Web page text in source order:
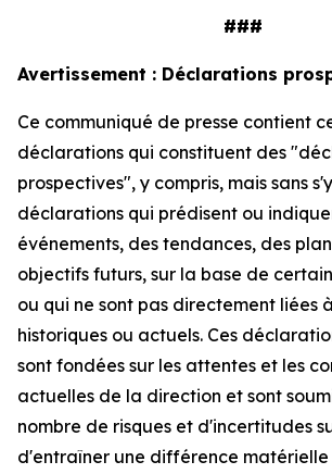
###
Avertissement : Déclarations
Ce communiqué de presse contient
déclarations qui constituent des
prospectives", y compris, mais sans
déclarations qui prédisent ou
événements, des tendances, des
objectifs futurs, sur la base de
ou qui ne sont pas directement liées
historiques ou actuels. Ces
sont fondées sur les attentes et les
actuelles de la direction et sont
nombre de risques et d'incertitudes
d'entraîner une différence matérielle